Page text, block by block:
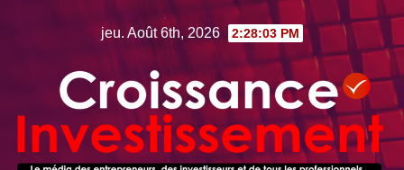
jeu. Août 6th, 2026 2:28:04 PM